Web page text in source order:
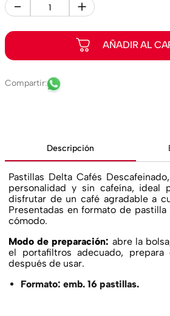
Descripción
Pastillas Delta Cafés
personalidad y sin cafeína, ideal
disfrutar de un café agradable a
Presentadas en formato de
cómodo.
Modo de preparación: abre la
el portafiltros adecuado,
después de usar.
Formato: emb. 16 pastillas.